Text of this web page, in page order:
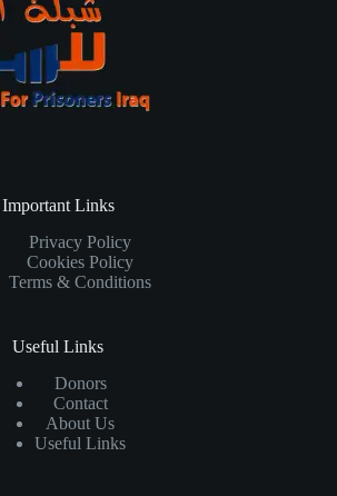
Important Links
Privacy Policy
Cookies Policy
Terms & Conditions
Useful Links
Donors
Contact
About Us
Useful Links